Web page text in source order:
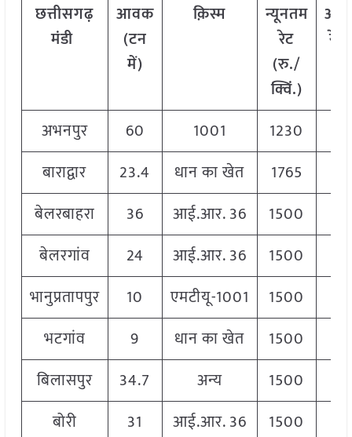
छत्तीसगढ़
मंडी
आवक
(टन
में)
क़िस्म
न्यूनतम
रेट
(रु./
क्विं.)
अभनपुर 60 1001 1230
बाराद्वार
23.4 धान का खेत 1765
बेलरबाहरा
36 आई.आर. 36 1500
बेलरगांव
24 आई.आर. 36 1500
भानुप्रतापपुर
10 एमटीयू-1001 1500
भटगांव
9 धान का खेत 1500
बिलासपुर
34.7 अन्य 1500
बोरी
31 आई.आर. 36 1500